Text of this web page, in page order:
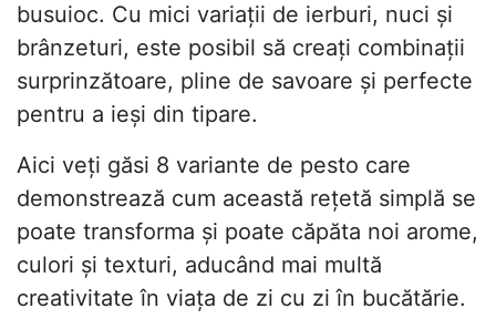
busuioc. Cu mici variații de ierburi, nuci și
brânzeturi, este posibil să creați combinații
surprinzătoare, pline de savoare și perfecte
pentru a ieși din tipare.
Aici veți găsi 8 variante de pesto care
demonstrează cum această rețetă simplă se
poate transforma și poate căpăta noi arome,
culori și texturi, aducând mai multă
creativitate în viața de zi cu zi în bucătărie.